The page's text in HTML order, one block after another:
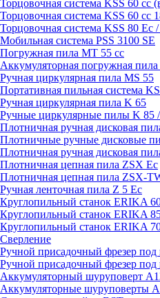
Торцовочная система KSS 60 cc
Торцовочная система KSS 60 cc
Торцовочная система KSS 80 Ec
Мобильная система PSS 3100 SE
Погружная пила MT 55 cc
Аккумуляторная погружная
Ручная циркулярная пила MS 55
Портативная пильная система
Ручная циркулярная пила K 65
Ручные циркулярные пилы K 85
Плотничная ручная дисковая
Плотничные ручные дисковые
Плотничная ручная дисковая
Плотничная цепная пила ZSX Ec
Плотничная цепная пила ZSX-
Ручная ленточная пила Z 5 Ec
Круглопильный станок ERIKA
Круглопильный станок ERIKA
Круглопильный станок ERIKA
Сверление
Ручной присадочный фрезер
Ручной присадочный фрезер
Аккумуляторный шуруповерт
Аккумуляторные шуруповерты